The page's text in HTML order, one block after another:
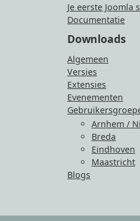
Je eerste Joomla
Documentatie
Downloads
Algemeen
Versies
Extensies
Evenementen
Arnhem /
Breda
Eindhoven
Maastricht
Blogs